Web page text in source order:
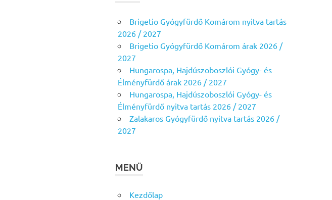
Brigetio Gyógyfürdő Komárom nyitva tartás
2026 / 2027
Brigetio Gyógyfürdő Komárom árak 2026 /
2027
Hungarospa, Hajdúszoboszlói Gyógy- és
Élményfürdő árak 2026 / 2027
Hungarospa, Hajdúszoboszlói Gyógy- és
Élményfürdő nyitva tartás 2026 / 2027
Zalakaros Gyógyfürdő nyitva tartás 2026 /
2027
MENÜ
Kezdőlap